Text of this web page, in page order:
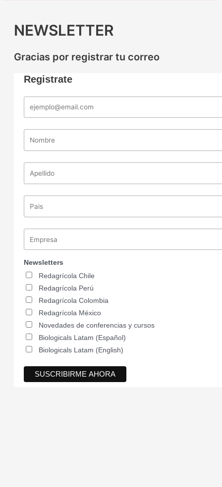
NEWSLETTER
Gracias por registrar tu correo
Registrate
Newsletters
Redagrícola Chile
Redagrícola Perú
Redagrícola Colombia
Redagrícola México
Novedades de conferencias y cursos
Biologicals Latam (Español)
Biologicals Latam (English)